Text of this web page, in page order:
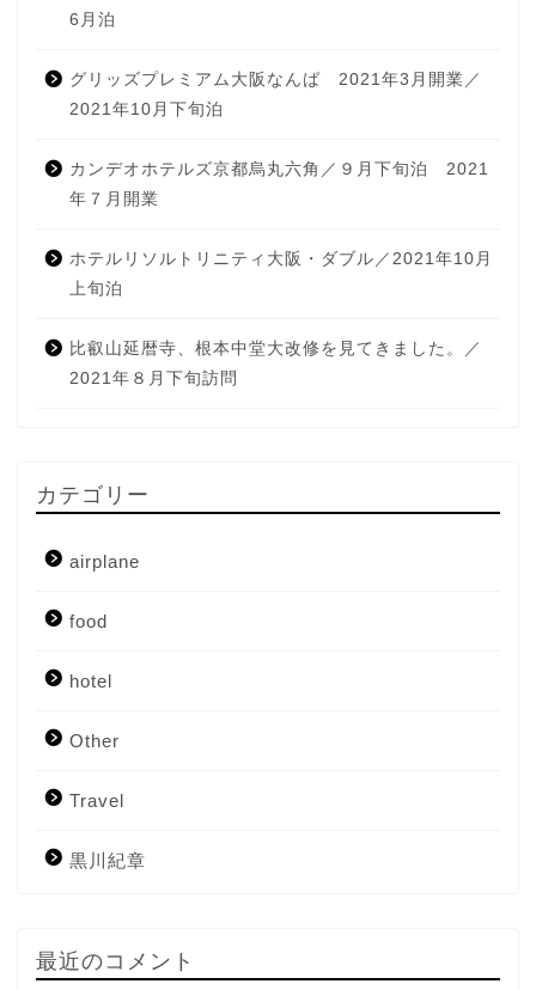
6月泊
グリッズプレミアム大阪なんば 2021年3月開業／
2021年10月下旬泊
カンデオホテルズ京都烏丸六角／９月下旬泊 2021
年７月開業
ホテルリソルトリニティ大阪・ダブル／2021年10月
上旬泊
比叡山延暦寺、根本中堂大改修を見てきました。／
2021年８月下旬訪問
カテゴリー
airplane
food
hotel
Other
Travel
黒川紀章
最近のコメント